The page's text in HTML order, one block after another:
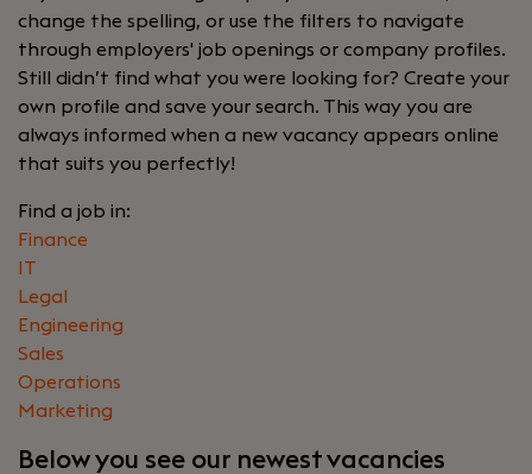
change the spelling, or use the filters to navigate
through employers' job openings or company profiles.
Still didn’t find what you were looking for? Create your
own profile and save your search. This way you are
always informed when a new vacancy appears online
that suits you perfectly!
Find a job in:
Finance
IT
Legal
Engineering
Sales
Operations
Marketing
Below you see our newest vacancies